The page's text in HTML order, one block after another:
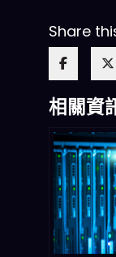
Share
相關資